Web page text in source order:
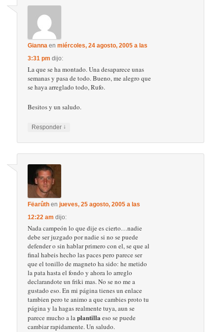
Gianna enmiércoles, 24 agosto, 2005 a las
3:31 pm dijo:
La que se ha montado. Una desaparece unas
semanas y pasa de todo. Bueno, me alegro que
se haya arreglado todo, Rufo.
Besitos y un saludo.
Responder ↓
Fëarûth enjueves, 25 agosto, 2005 a las
12:22 am dijo:
Nada campeón lo que dije es cierto…nadie
debe ser juzgado por nadie si no se puede
defender o sin hablar primero con el, se que al
final habeis hecho las paces pero parece ser
que el tonillo de magneto ha sido: he metido
la pata hasta el fondo y ahora lo arreglo
declarandote un friki mas. No se no me a
gustado eso. En mi página tienes un enlace
tambien pero te animo a que cambies proto tu
página y la hagas realmente tuya, aun se
parece mucho a laplantilla eso se puede
cambiar rapidamente. Un saludo.